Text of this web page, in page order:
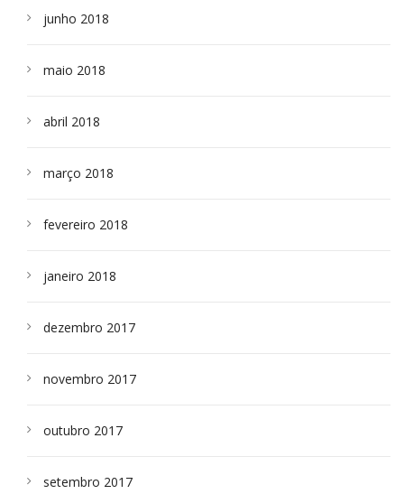
junho 2018
maio 2018
abril 2018
março 2018
fevereiro 2018
janeiro 2018
dezembro 2017
novembro 2017
outubro 2017
setembro 2017